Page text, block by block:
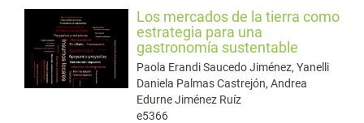
Los mercados de la tierra como
estrategia para una
gastronomía sustentable
Paola Erandi Saucedo Jiménez, Yanelli
Daniela Palmas Castrejón, Andrea
Edurne Jiménez Ruíz
e5366